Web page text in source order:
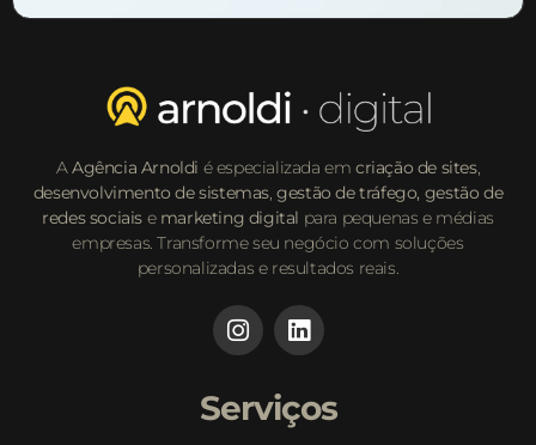
AAgência Arnoldi é especializada em criação de sites,
desenvolvimento de sistemas,gestão de tráfego, gestão de
redes sociaise marketing digital para pequenas e médias
empresas. Transforme seu negócio com soluções
personalizadas e resultados reais.
Serviços